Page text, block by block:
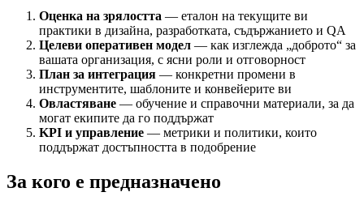
Оценка на зрялостта — еталон на текущите ви
практики в дизайна, разработката, съдържанието и QA
Целеви оперативен модел — как изглежда „доброто“ за
вашата организация, с ясни роли и отговорност
План за интеграция — конкретни промени в
инструментите, шаблоните и конвейерите ви
Овластяване — обучение и справочни материали, за да
могат екипите да го поддържат
KPI и управление — метрики и политики, които
поддържат достъпността в подобрение
За кого е предназначено